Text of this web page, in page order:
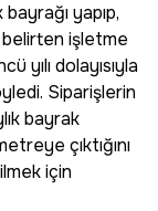
yapıp,
belirten işletme
yılı dolayısıyla
Siparişlerin
bayrak
çıktığını
için